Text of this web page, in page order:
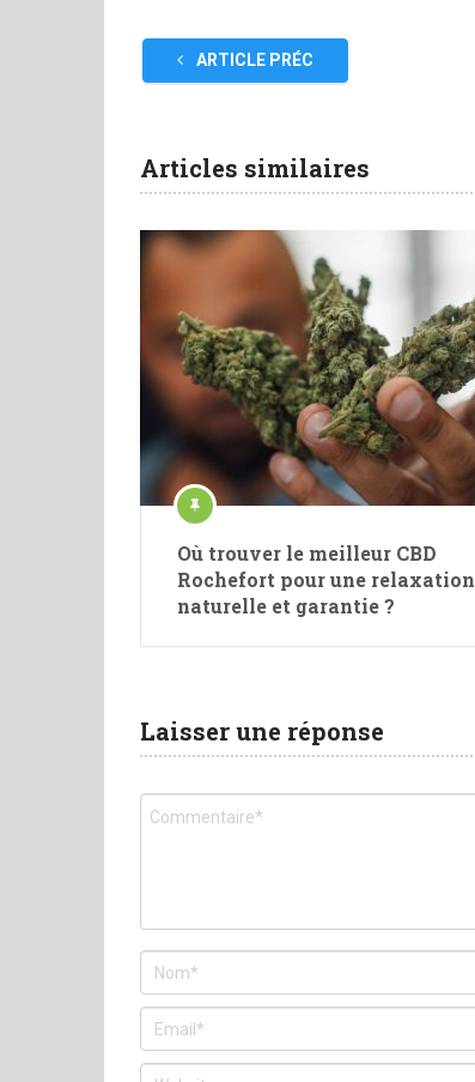
ARTICLE PRÉC
Articles similaires
Où trouver le meilleur CBD
Rochefort pour une relaxation
naturelle et garantie ?
Laisser une réponse